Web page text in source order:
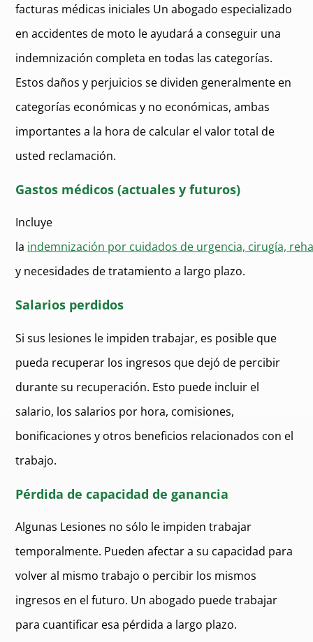
facturas médicas iniciales Un abogado especializado
en accidentes de moto le ayudará a conseguir una
indemnización completa en todas las categorías.
Estos daños y perjuicios se dividen generalmente en
categorías económicas y no económicas, ambas
importantes a la hora de calcular el valor total de
usted reclamación.
Gastos médicos (actuales y futuros)
Incluye
la indemnización por cuidados de urgencia, cirugía,
y necesidades de tratamiento a largo plazo.
Salarios perdidos
Si sus lesiones le impiden trabajar, es posible que
pueda recuperar los ingresos que dejó de percibir
durante su recuperación. Esto puede incluir el
salario, los salarios por hora, comisiones,
bonificaciones y otros beneficios relacionados con el
trabajo.
Pérdida de capacidad de ganancia
Algunas Lesiones no sólo le impiden trabajar
temporalmente. Pueden afectar a su capacidad para
volver al mismo trabajo o percibir los mismos
ingresos en el futuro. Un abogado puede trabajar
para cuantificar esa pérdida a largo plazo.